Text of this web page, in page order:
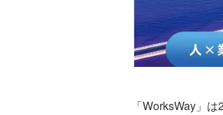
「WorksWay」は